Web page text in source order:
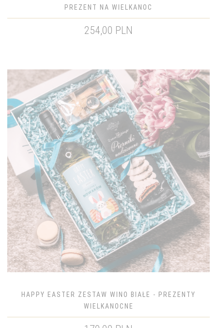
PREZENT NA WIELKANOC
254,00 PLN
HAPPY EASTER ZESTAW WINO BIAŁE - PREZENTY
WIELKANOCNE